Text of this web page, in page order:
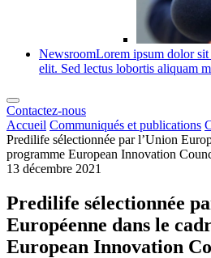
NewsroomLorem ipsum dolor sit
elit. Sed lectus lobortis aliquam
Contactez-nous
Accueil Communiqués et publications
Predilife sélectionnée par l’Union
programme European Innovation
13 décembre 2021
Predilife sélectionnée
Européenne dans le
European Innovation